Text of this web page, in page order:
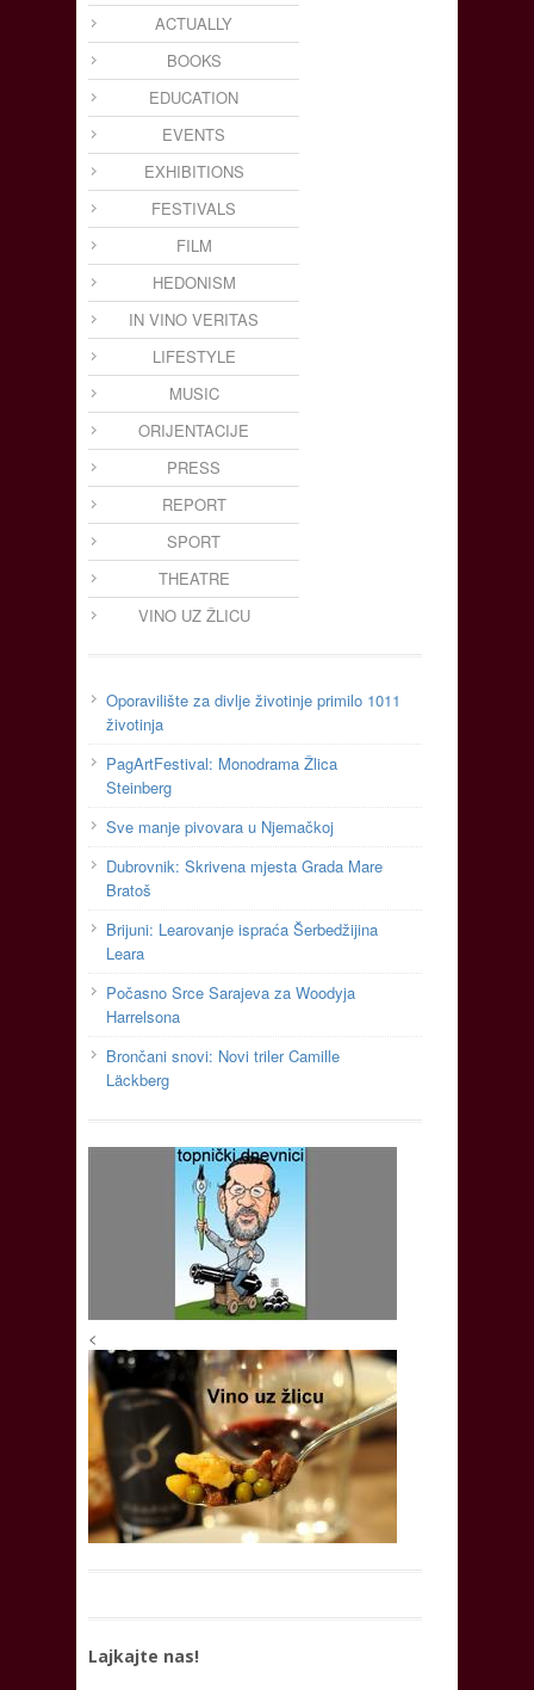
ACTUALLY
BOOKS
EDUCATION
EVENTS
EXHIBITIONS
FESTIVALS
FILM
HEDONISM
IN VINO VERITAS
LIFESTYLE
MUSIC
ORIJENTACIJE
PRESS
REPORT
SPORT
THEATRE
VINO UZ ŽLICU
Oporavilište za divlje životinje primilo 1011
životinja
PagArtFestival: Monodrama Žlica
Steinberg
Sve manje pivovara u Njemačkoj
Dubrovnik: Skrivena mjesta Grada Mare
Bratoš
Brijuni: Learovanje ispraća Šerbedžijina
Leara
Počasno Srce Sarajeva za Woodyja
Harrelsona
Brončani snovi: Novi triler Camille
Läckberg
<
Lajkajte nas!